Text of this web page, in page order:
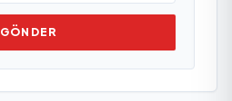
GÖNDER